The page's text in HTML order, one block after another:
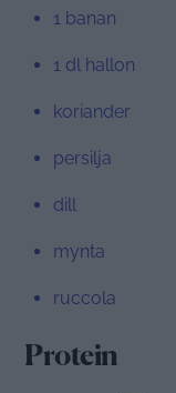
1 banan
1 dl hallon
koriander
persilja
dill
mynta
ruccola
Protein